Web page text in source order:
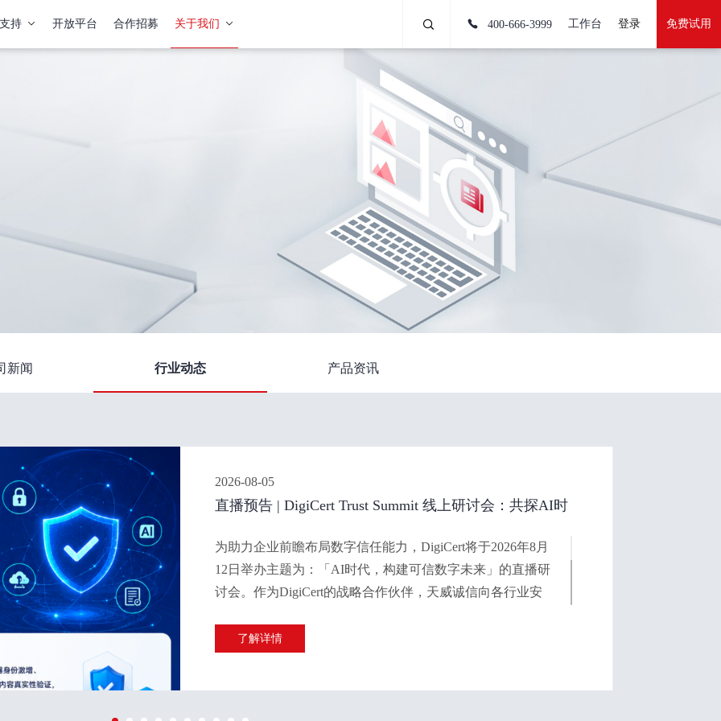
持 开放平台 合作招募 关于我们 400-666-3999 工作台 登录 免费试用
新闻 行业动态 产品资讯
2026-08-05
直播预告 | DigiCert Trust Summit 线上研讨会：共探AI时
为助力企业前瞻布局数字信任能力，DigiCert将于2026年8月
12日举办主题为：「AI时代，构建可信数字未来」的直播研
讨会。作为DigiCert的战略合作伙伴，天威诚信向各行业安
设路径与发展方向。
了解详情